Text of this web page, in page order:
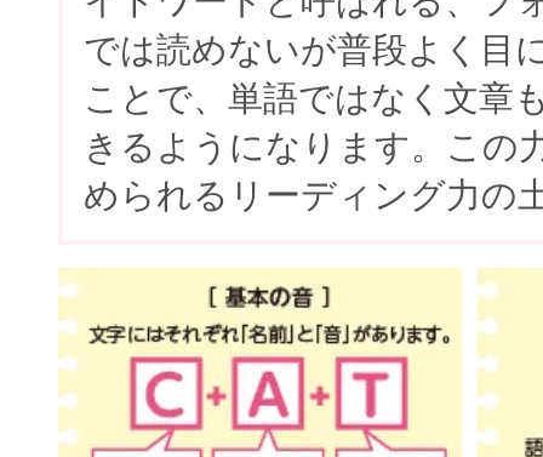
では読めないが普段よく目
ことで、単語ではなく文章
きるようになります。この
められるリーディング力の